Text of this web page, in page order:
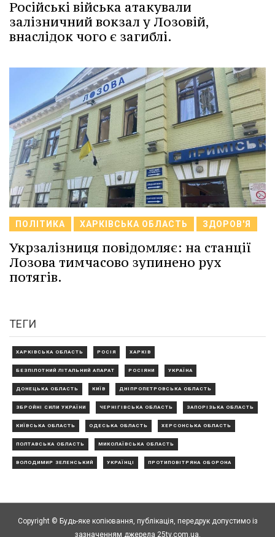
Російські війська атакували
залізничний вокзал у Лозовій,
внаслідок чого є загиблі.
ПОЛІТИКА ХАРКІВСЬКА ОБЛАСТЬ ЗДОРОВ'Я
Укрзалізниця повідомляє: на станції
Лозова тимчасово зупинено рух
потягів.
ТЕГИ
ХАРКІВСЬКА ОБЛАСТЬ РОСІЯ ХАРКІВ
БЕЗПІЛОТНИЙ ЛІТАЛЬНИЙ АПАРАТ РОСІЯНИ УКРАЇНА
ДОНЕЦЬКА ОБЛАСТЬ КИЇВ ДНІПРОПЕТРОВСЬКА ОБЛАСТЬ
ЗБРОЙНІ СИЛИ УКРАЇНИ ЧЕРНІГІВСЬКА ОБЛАСТЬ ЗАПОРІЗЬКА ОБЛАСТЬ
КИЇВСЬКА ОБЛАСТЬ ОДЕСЬКА ОБЛАСТЬ ХЕРСОНСЬКА ОБЛАСТЬ
ПОЛТАВСЬКА ОБЛАСТЬ МИКОЛАЇВСЬКА ОБЛАСТЬ
ВОЛОДИМИР ЗЕЛЕНСЬКИЙ УКРАЇНЦІ ПРОТИПОВІТРЯНА ОБОРОНА
Copyright © Будь-яке копiювання, публiкацiя, передрук допустимо із
зазначенням джерела 25tv.com.ua.